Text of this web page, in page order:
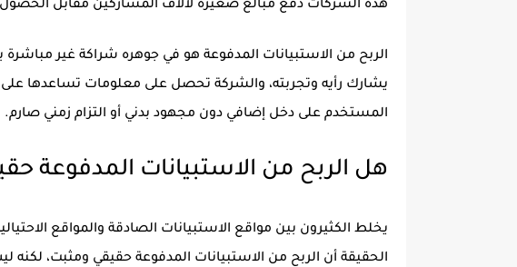
هذه الشركات دفع مبالغ صغيرة لآلاف المشاركين مقابل
الربح من الاستبيانات المدفوعة هو في جوهره شراكة غير
يشارك رأيه وتجربته، والشركة تحصل على معلومات تساعدها
المستخدم على دخل إضافي دون مجهود بدني أو التزام زمني صارم.
هل الربح من الاستبيانات المدفوعة
يخلط الكثيرون بين مواقع الاستبيانات الصادقة والمواقع
الحقيقة أن الربح من الاستبيانات المدفوعة حقيقي ومثبت،